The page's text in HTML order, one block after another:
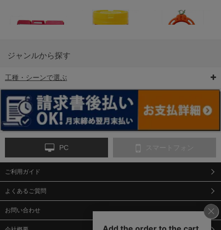
6-矢印板/LED矢印板
ンス
9-点字マット・タイ
ジャンルから探す
工種・シーンで選ぶ
PC スマートフォン
ご利用ガイド
よくあるご質問
お問い合わせ